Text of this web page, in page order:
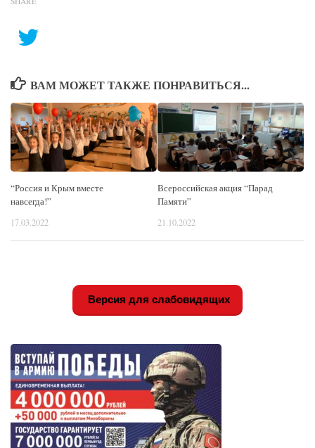
ВАМ МОЖЕТ ТАКЖЕ ПОНРАВИТЬСЯ...
“Россия и Крым вместе
навсегда!”
17.03.2022
Всероссийская акция “Парад
Памяти”
21.10.2022
Версия для слабовидящих